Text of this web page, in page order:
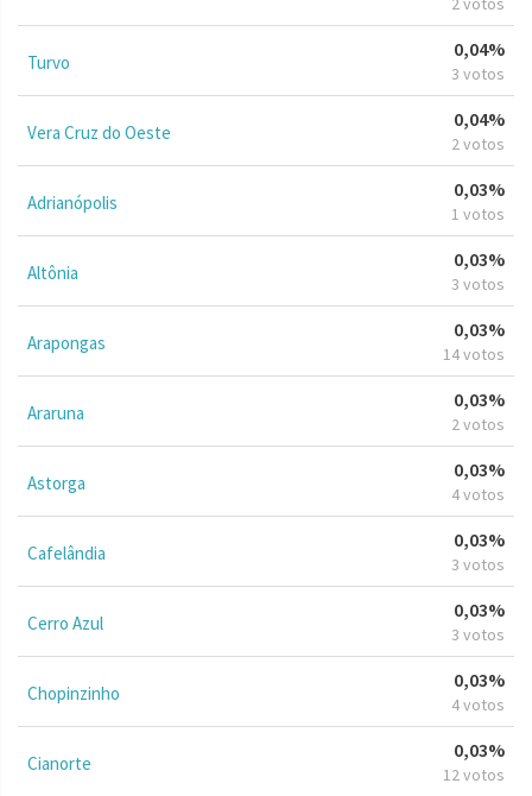
Turvo
0,04%
3 votos
Vera Cruz do Oeste
0,04%
2 votos
Adrianópolis
0,03%
1 votos
Altônia
0,03%
3 votos
Arapongas
0,03%
14 votos
Araruna
0,03%
2 votos
Astorga
0,03%
4 votos
Cafelândia
0,03%
3 votos
Cerro Azul
0,03%
3 votos
Chopinzinho
0,03%
4 votos
Cianorte
0,03%
12 votos